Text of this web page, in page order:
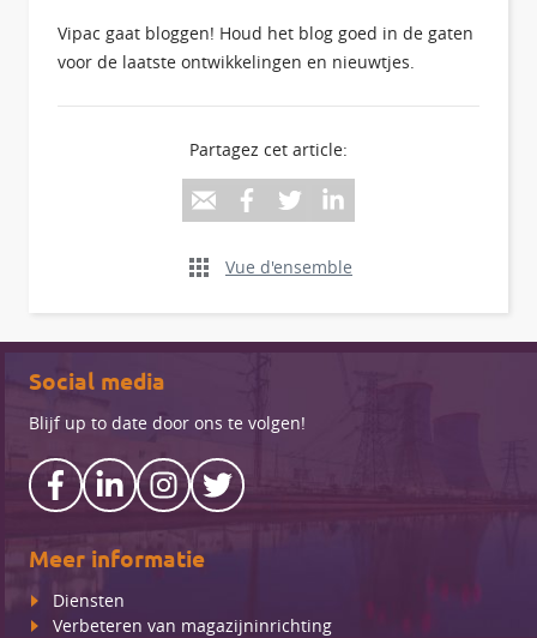
Vipac gaat bloggen! Houd het blog goed in de gaten
voor de laatste ontwikkelingen en nieuwtjes.
Partagez cet article:
Vue d'ensemble
Social media
Blijf up to date door ons te volgen!
Meer informatie
Diensten
Verbeteren van magazijninrichting